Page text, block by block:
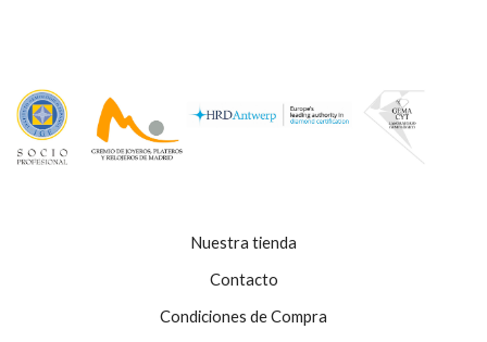
Nuestra tienda
Contacto
Condiciones de Compra